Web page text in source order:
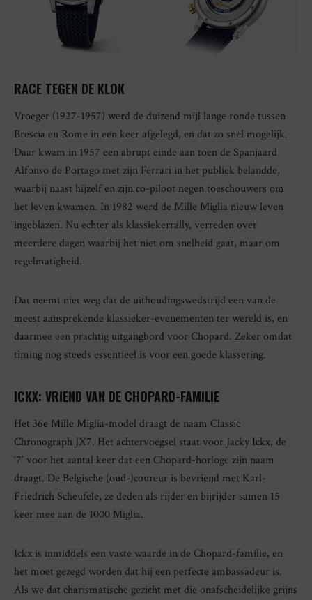
RACE TEGEN DE KLOK
Vroeger (1927-1957) werd de duizend mijl lange ronde tussen
Brescia en Rome in een keer afgelegd, en dat zo snel mogelijk.
Daar kwam in 1957 een abrupt einde aan toen de Spanjaard
Alfonso de Portago met zijn Ferrari in het publiek belandde,
waarbij naast hijzelf en zijn co-piloot negen toeschouwers om
het leven kwamen. In 1982 werd de Mille Miglia nieuw leven
ingeblazen. Nu echter als klassiekerrally, verreden over
meerdere dagen waarbij het niet om snelheid gaat, maar om
regelmatigheid.
Dat neemt niet weg dat de uithoudingswedstrijd een van de
meest aansprekende klassieker-evenementen ter wereld is, en
daarmee een prachtig uitgangbord voor Chopard. Zeker omdat
timing nog steeds essentieel is voor een goede klassering.
ICKX: VRIEND VAN DE CHOPARD-FAMILIE
Het 36e Mille Miglia-model draagt de naam Classic
Chronograph JX7. Het achtervoegsel staat voor Jacky Ickx, de
‘7’ voor het aantal keer dat een Chopard-horloge zijn naam
draagt. De Belgische (oud-)coureur is bevriend met Karl-
Friedrich Scheufele, ze deden als rijder en bijrijder samen 15
keer mee aan de 1000 Miglia.
Ickx is inmiddels een vaste waarde in de Chopard-familie, en
het moet gezegd worden dat hij een perfecte ambassadeur is.
Als we dat charismatische gezicht met die onafscheidelijke grijns